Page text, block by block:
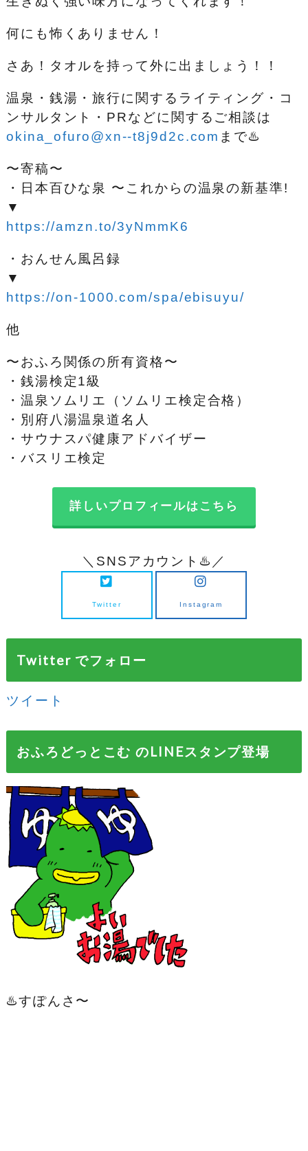
何にも怖くありません！
さあ！タオルを持って外に出ましょう！！
温泉・銭湯・旅行に関するライティング・コ
ンサルタント・PRなどに関するご相談は
okina_ofuro@xn--t8j9d2c.com まで♨️
〜寄稿〜
・日本百ひな泉 〜これからの温泉の新基準!
▼
https://amzn.to/3yNmmK6
・おんせん風呂録
▼
https://on-1000.com/spa/ebisuyu/
他
〜おふろ関係の所有資格〜
・銭湯検定1級
・温泉ソムリエ（ソムリエ検定合格）
・別府八湯温泉道名人
・サウナスパ健康アドバイザー
・バスリエ検定
詳しいプロフィールはこちら
＼SNSアカウント♨️／
Twitter Instagram
Twitter でフォロー
ツイート
おふろどっとこむ のLINEスタンプ登場
♨️すぽんさ〜